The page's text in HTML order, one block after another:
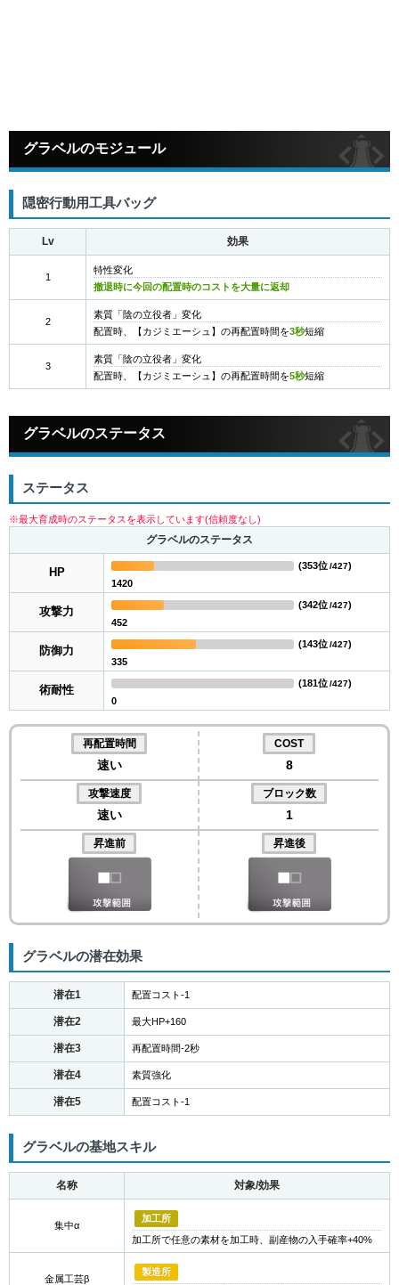
グラベルのモジュール
隠密行動用工具バッグ
Lv 効果
1
特性変化
撤退時に今回の配置時のコストを大量に返却
2
素質「陰の立役者」変化
配置時、【カジミエーシュ】の再配置時間を3秒短縮
3
素質「陰の立役者」変化
配置時、【カジミエーシュ】の再配置時間を5秒短縮
グラベルのステータス
ステータス
※最大育成時のステータスを表示しています(信頼度なし)
グラベルのステータス
HP
1420
(353位/427)
攻撃力
452
(342位/427)
防御力
335
(143位/427)
術耐性
0
(181位/427)
再配置時間
速い
COST
8
攻撃速度
速い
ブロック数
1
昇進前 昇進後
グラベルの潜在効果
潜在1 配置コスト-1
潜在2 最大HP+160
潜在3 再配置時間-2秒
潜在4 素質強化
潜在5 配置コスト-1
グラベルの基地スキル
名称 対象/効果
集中α
加工所
加工所で任意の素材を加工時、副産物の入手確率+40%
金属工芸β
製造所